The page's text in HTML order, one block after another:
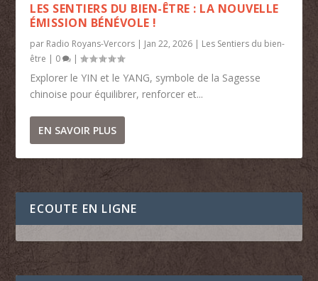
LES SENTIERS DU BIEN-ÊTRE : LA NOUVELLE
ÉMISSION BÉNÉVOLE !
par Radio Royans-Vercors | Jan 22, 2026 | Les Sentiers du bien-
être | 0 |
Explorer le YIN et le YANG, symbole de la Sagesse
chinoise pour équilibrer, renforcer et...
EN SAVOIR PLUS
ECOUTE EN LIGNE